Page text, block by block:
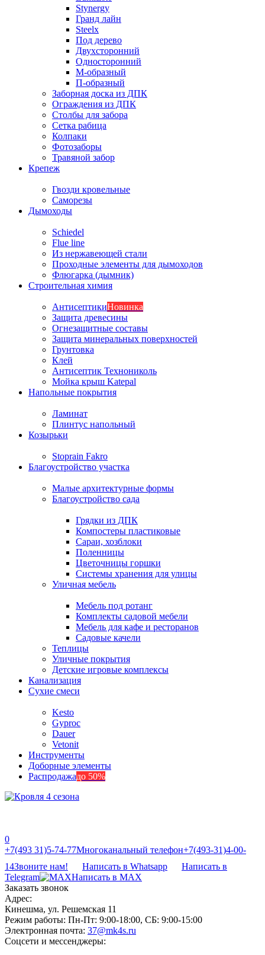
Stynergy
Гранд лайн
Steelx
Под дерево
Двухсторонний
Односторонний
М-образный
П-образный
Заборная доска из ДПК
Ограждения из ДПК
Столбы для забора
Сетка рабица
Колпаки
Фотозаборы
Травяной забор
Крепеж
Гвозди кровельные
Саморезы
Дымоходы
Schiedel
Flue line
Из нержавеющей стали
Проходные элементы для дымоходов
Флюгарка (дымник)
Строительная химия
АнтисептикиНовинка
Защита древесины
Огнезащитные составы
Защита минеральных поверхностей
Грунтовка
Клей
Антисептик Технониколь
Мойка крыш Katepal
Напольные покрытия
Ламинат
Плинтус напольный
Козырьки
Stoprain Fakro
Благоустройство участка
Малые архитектурные формы
Благоустройство сада
Грядки из ДПК
Компостеры пластиковые
Сараи, хозблоки
Поленницы
Цветочницы горшки
Системы хранения для улицы
Уличная мебель
Мебель под ротанг
Комплекты садовой мебели
Мебель для кафе и ресторанов
Садовые качели
Теплицы
Уличные покрытия
Детские игровые комплексы
Канализация
Сухие смеси
Kesto
Gyproc
Dauer
Vetonit
Инструменты
Доборные элементы
Распродажадо 50%
0
‎‎+7(493 31)5-74-77Многоканальный телефон‎‎+7(493-31)4-00-
14Звоните нам! Написать в Whatsapp
Написать в
Telegram
Написать в MAX
Заказать звонок
Адрес:
Кинешма, ул. Решемская 11
Режим работы: Пн-Пт: 9:00-18:00, СБ: 9:00-15:00
Электронная почта: 37@mk4s.ru
Соцсети и мессенджеры: